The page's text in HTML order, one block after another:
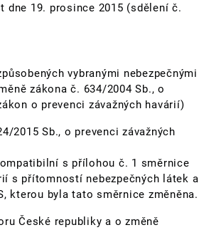
dne 19. prosince 2015 (sdělení č.
vybranými nebezpečnými
zákona č. 634/2004 Sb., o
o prevenci závažných havárií)
2015 Sb., o prevenci závažných
s přílohou č. 1 směrnice
s přítomností nebezpečných látek a
kterou byla tato směrnice změněna.
České republiky a o změně